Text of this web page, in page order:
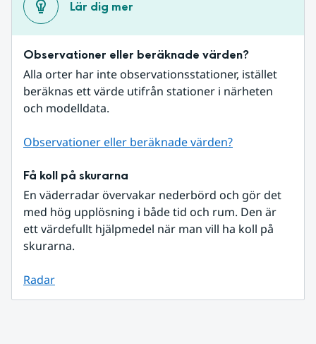
Lär dig mer
Observationer eller beräknade värden?
Alla orter har inte observationsstationer, istället
beräknas ett värde utifrån stationer i närheten
och modelldata.
Observationer eller beräknade värden?
Få koll på skurarna
En väderradar övervakar nederbörd och gör det
med hög upplösning i både tid och rum. Den är
ett värdefullt hjälpmedel när man vill ha koll på
skurarna.
Radar